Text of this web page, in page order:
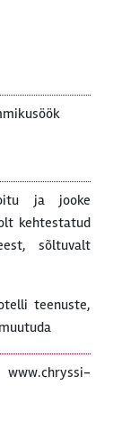
ja jooke
kehtestatud
sõltuvalt
teenuste,